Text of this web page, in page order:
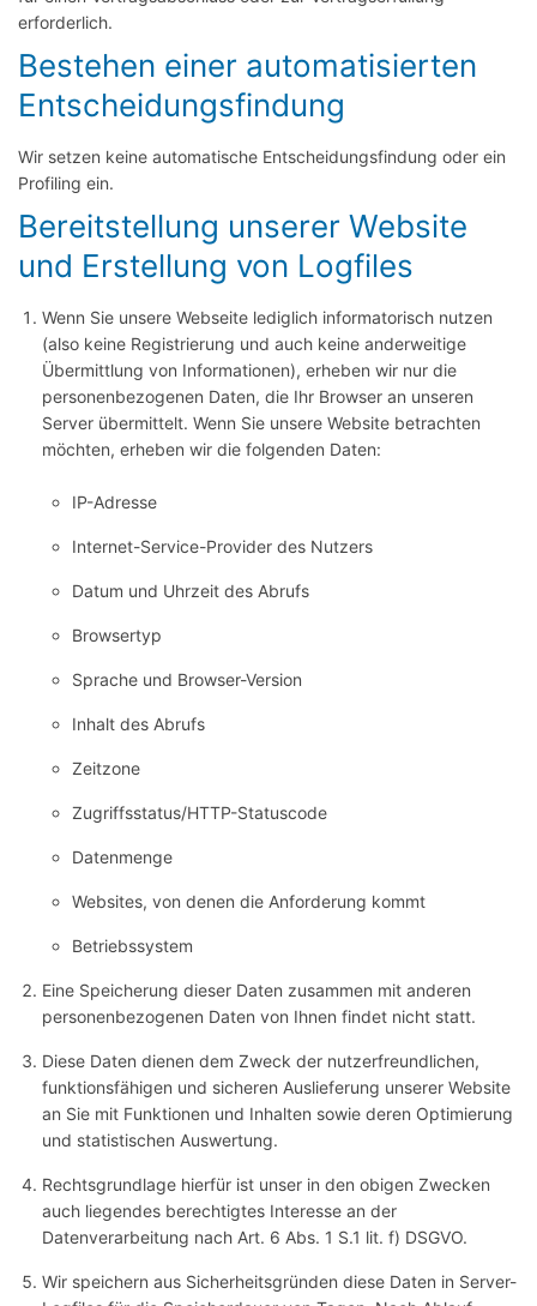
erforderlich.
Bestehen einer automatisierten
Entscheidungsfindung
Wir setzen keine automatische Entscheidungsfindung oder ein
Profiling ein.
Bereitstellung unserer Website
und Erstellung von Logfiles
Wenn Sie unsere Webseite lediglich informatorisch nutzen
(also keine Registrierung und auch keine anderweitige
Übermittlung von Informationen), erheben wir nur die
personenbezogenen Daten, die Ihr Browser an unseren
Server übermittelt. Wenn Sie unsere Website betrachten
möchten, erheben wir die folgenden Daten:
IP-Adresse
Internet-Service-Provider des Nutzers
Datum und Uhrzeit des Abrufs
Browsertyp
Sprache und Browser-Version
Inhalt des Abrufs
Zeitzone
Zugriffsstatus/HTTP-Statuscode
Datenmenge
Websites, von denen die Anforderung kommt
Betriebssystem
Eine Speicherung dieser Daten zusammen mit anderen
personenbezogenen Daten von Ihnen findet nicht statt.
Diese Daten dienen dem Zweck der nutzerfreundlichen,
funktionsfähigen und sicheren Auslieferung unserer Website
an Sie mit Funktionen und Inhalten sowie deren Optimierung
und statistischen Auswertung.
Rechtsgrundlage hierfür ist unser in den obigen Zwecken
auch liegendes berechtigtes Interesse an der
Datenverarbeitung nach Art. 6 Abs. 1 S.1 lit. f) DSGVO.
Wir speichern aus Sicherheitsgründen diese Daten in Server-